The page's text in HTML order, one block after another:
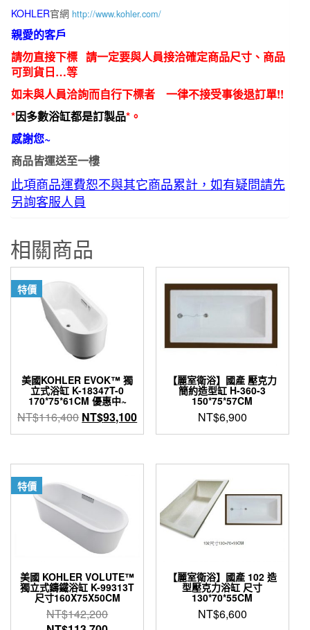
KOHLER官網 http://www.kohler.com/
親愛的客戶
請勿直接下標 請一定要與人員接洽確定商品尺寸、商品
可到貨日…等
如未與人員洽詢而自行下標者 一律不接受事後退訂單!!
*因多數浴缸都是訂製品*。
感謝您~
商品皆運送至一樓
此項商品運費恕不與其它商品累計，如有疑問請先
另詢客服人員
相關商品
特價
美國KOHLER EVOK™ 獨
立式浴缸 K-18347T-0
170*75*61CM 優惠中~
NT$116,400 原
始
格：
NT$93,100目
前
格：
NT$93,100。
【麗室衛浴】國產 壓克力
簡約造型缸 H-360-3
150*75*57CM
NT$6,900
特價
美國 KOHLER VOLUTE™
獨立式鑄鐵浴缸 K-99313T
尺寸160X75X50CM
NT$142,200原
【麗室衛浴】國產 102 造
型壓克力浴缸 尺寸
130*70*55CM
NT$6,600